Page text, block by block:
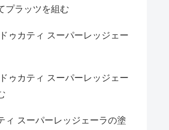
プラッツを組む
ゥカティ スーパーレッジェー
ゥカティ スーパーレッジェー
ィ スーパーレッジェーラの塗